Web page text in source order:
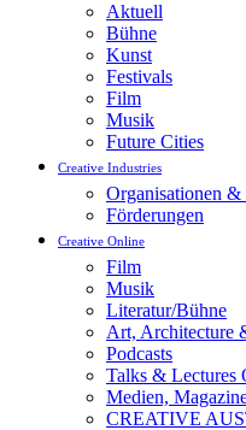
Aktuell
Bühne
Kunst
Festivals
Film
Musik
Future Cities
Creative Industries
Organisationen &
Förderungen
Creative Online
Film
Musik
Literatur/Bühne
Art, Architecture
Podcasts
Talks & Lectures
Medien,
CREATIVE